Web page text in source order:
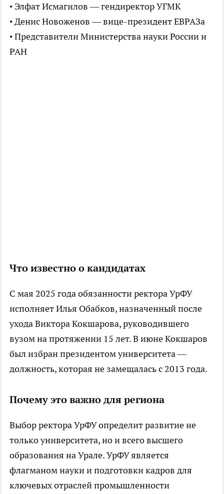
• Элфат Исмагилов — гендиректор УГМК
• Денис Новоженов — вице-президент ЕВРАЗа
• Представители Министерства науки России и
РАН
Что известно о кандидатах
С мая 2025 года обязанности ректора УрФУ
исполняет Илья Обабков, назначенный после
ухода Виктора Кокшарова, руководившего
вузом на протяжении 15 лет. В июне Кокшаров
был избран президентом университета —
должность, которая не замещалась с 2013 года.
Почему это важно для региона
Выбор ректора УрФУ определит развитие не
только университета, но и всего высшего
образования на Урале. УрФУ является
флагманом науки и подготовки кадров для
ключевых отраслей промышленности